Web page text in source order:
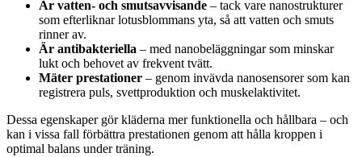
Är vatten- och smutsavvisande – tack vare nanostrukturer
som efterliknar lotusblommans yta, så att vatten och smuts
rinner av.
Är antibakteriella – med nanobeläggningar som minskar
lukt och behovet av frekvent tvätt.
Mäter prestationer – genom invävda nanosensorer som kan
registrera puls, svettproduktion och muskelaktivitet.
Dessa egenskaper gör kläderna mer funktionella och hållbara – och
kan i vissa fall förbättra prestationen genom att hålla kroppen i
optimal balans under träning.